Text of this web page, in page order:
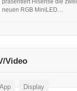
neuen RGB MiniLED…
Video
App Display